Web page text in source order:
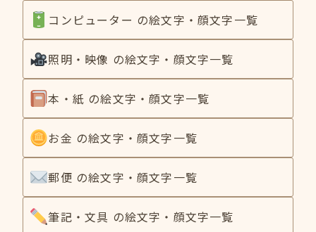
コンピューター の絵文字・顔文字一覧
照明・映像 の絵文字・顔文字一覧
本・紙 の絵文字・顔文字一覧
お金 の絵文字・顔文字一覧
郵便 の絵文字・顔文字一覧
筆記・文具 の絵文字・顔文字一覧